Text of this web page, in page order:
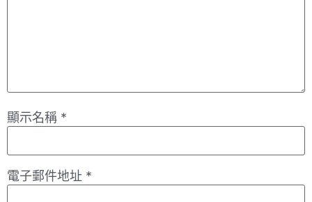
顯示名稱 *
電子郵件地址 *